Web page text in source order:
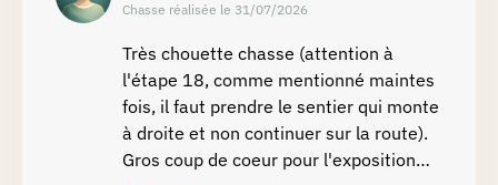
Chasse réalisée le 31/07/2026
Très chouette chasse (attention à
l'étape 18, comme mentionné maintes
fois, il faut prendre le sentier qui monte
à droite et non continuer sur la route).
Gros coup de coeur pour l'exposition